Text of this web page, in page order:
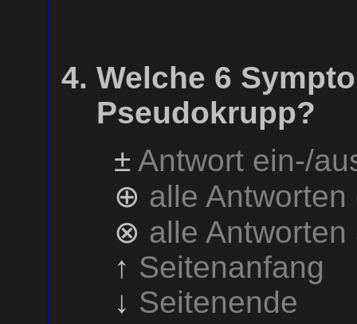
Welche 6
Pseudokrupp?
± Antwort ein-/
⊕ alle
⊗ alle
↑ Seitenanfang
↓ Seitenende